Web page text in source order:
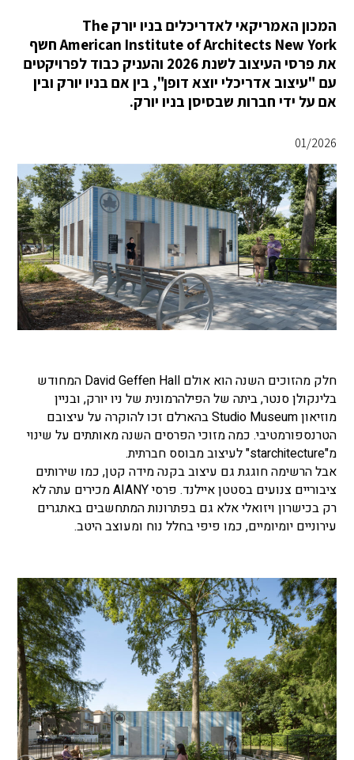
המכון האמריקאי לאדריכלים בניו יורק The
American Institute of Architects New York חשף
את פרסי העיצוב לשנת 2026 והעניק כבוד לפרויקטים
עם "עיצוב אדריכלי יוצא דופן", בין אם בניו יורק ובין
אם על ידי חברות שבסיסן בניו יורק.
01/2026
חלק מהזוכים השנה הוא אולם David Geffen Hall המחודש
בלינקולן סנטר, ביתה של הפילהרמונית של ניו יורק, ובניין
מוזיאון Studio Museum בהארלם זכו להוקרה על עיצובם
הטרנספורמטיבי. כמה מזוכי הפרסים השנה מאותתים על שינוי
מ"starchitecture" לעיצוב מבוסס חברתית.
אבל הרשימה חוגגת גם עיצוב בקנה מידה קטן, כמו שירותים
ציבוריים צנועים בסטטן איילנד. פרסי AIANY מכירים עתה לא
רק בכישרון ויזואלי אלא גם בפתרונות המתחשבים באתגרים
עירוניים יומיומיים, כמו פיפי בחלל נוח ומעוצב היטב.